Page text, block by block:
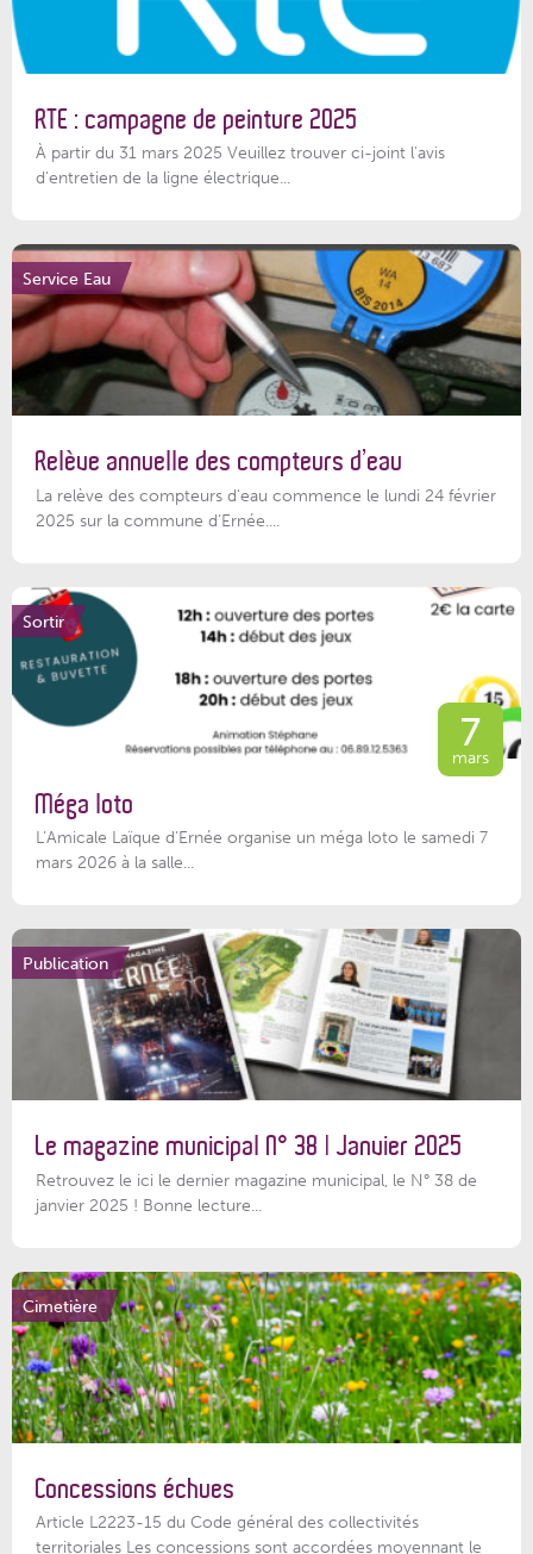
RTE : campagne de peinture 2025
À partir du 31 mars 2025 Veuillez trouver ci-joint l'avis
d'entretien de la ligne électrique...
Service Eau
Relève annuelle des compteurs d’eau
La relève des compteurs d'eau commence le lundi 24 février
2025 sur la commune d’Ernée....
Sortir
7
mars
Méga loto
L’Amicale Laïque d’Ernée organise un méga loto le samedi 7
mars 2026 à la salle...
Publication
Le magazine municipal N° 38 | Janvier 2025
Retrouvez le ici le dernier magazine municipal, le N° 38 de
janvier 2025 ! Bonne lecture...
Cimetière
Concessions échues
Article L2223-15 du Code général des collectivités
territoriales Les concessions sont accordées moyennant le